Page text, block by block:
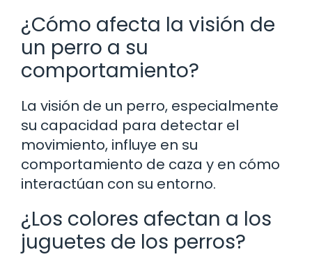
¿Cómo afecta la visión de
un perro a su
comportamiento?
La visión de un perro, especialmente
su capacidad para detectar el
movimiento, influye en su
comportamiento de caza y en cómo
interactúan con su entorno.
¿Los colores afectan a los
juguetes de los perros?